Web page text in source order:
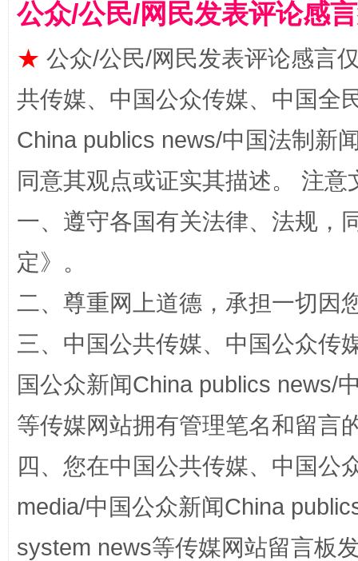
揭批美国五大"原罪" "炒
站台名比不上好声名
公众/公民/网民发表评论感
★ 公众/公民/网民发表评论感言
共传媒、中国公众传媒、中国全
China publics news/中国法制新
同意其观点或证实其描述。 注
一、遵守各国有关法律、法规，
定》。
二、尊重网上道德，承担一切因
三、中国公共传媒、中国公众传
国公众新闻China publics news/
等传媒网站拥有管理笔名和留言
四、您在中国公共传媒、中国公
media/中国公众新闻China
system news等传媒网站留言板